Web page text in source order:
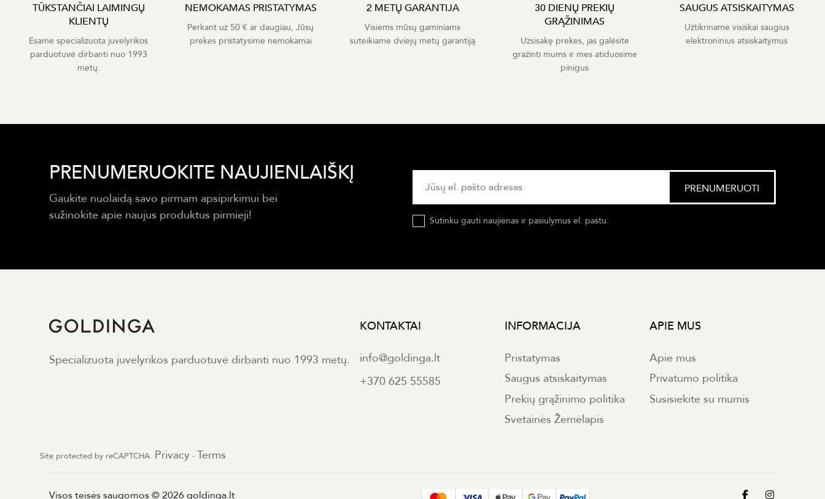
TŪKSTANČIAI LAIMINGŲ
KLIENTŲ
Esame specializuota juvelyrikos
parduotuvė dirbanti nuo 1993
metų.
NEMOKAMAS PRISTATYMAS
Perkant už 50 € ar daugiau, Jūsų
prekes pristatysime nemokamai
2 METŲ GARANTIJA
Visiems mūsų gaminiams
suteikiame dviejų metų garantiją
30 DIENŲ PREKIŲ
GRĄŽINIMAS
Užsisakę prekes, jas galėsite
gražinti mums ir mes atiduosime
pinigus
SAUGUS ATSISKAITYMAS
Užtikriname visiškai saugius
elektroninius atsiskaitymus
PRENUMERUOKITE NAUJIENLAIŠKĮ
Gaukite nuolaidą savo pirmam apsipirkimui bei
sužinokite apie naujus produktus pirmieji!
Sutinku gauti naujienas ir pasiulymus el. paštu.
Specializuota juvelyrikos parduotuvė dirbanti nuo 1993 metų.
KONTAKTAI
info@goldinga.lt
+370 625 55585
INFORMACIJA
Pristatymas
Saugus atsiskaitymas
Prekių grąžinimo politika
Svetainės Žemėlapis
APIE MUS
Apie mus
Privatumo politika
Susisiekite su mumis
Site protected by reCAPTCHA. Privacy - Terms
Visos teisės saugomos © 2026 goldinga.lt